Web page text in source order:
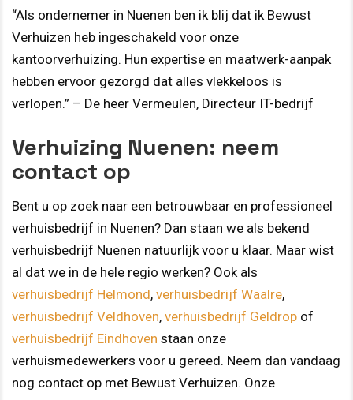
“Als ondernemer in Nuenen ben ik blij dat ik Bewust
Verhuizen heb ingeschakeld voor onze
kantoorverhuizing. Hun expertise en maatwerk-aanpak
hebben ervoor gezorgd dat alles vlekkeloos is
verlopen.” – De heer Vermeulen, Directeur IT-bedrijf
Verhuizing Nuenen: neem
contact op
Bent u op zoek naar een betrouwbaar en professioneel
verhuisbedrijf in Nuenen? Dan staan we als bekend
verhuisbedrijf Nuenen natuurlijk voor u klaar. Maar wist
al dat we in de hele regio werken? Ook als
verhuisbedrijf Helmond, verhuisbedrijf Waalre,
verhuisbedrijf Veldhoven, verhuisbedrijf Geldrop of
verhuisbedrijf Eindhoven staan onze
verhuismedewerkers voor u gereed. Neem dan vandaag
nog contact op met Bewust Verhuizen. Onze